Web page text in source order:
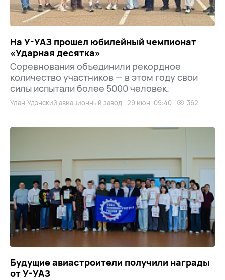
На У-УАЗ прошел юбилейный чемпионат
«Ударная десятка»
Соревнования объединили рекордное
количество участников — в этом году свои
силы испытали более 5000 человек.
Улан-Удэнский авиационный завод 29 июн, 09:40 362
Будущие авиастроители получили награды
от У-УАЗ